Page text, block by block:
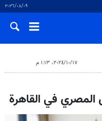
٠٩‏/٠٨‏/٢٠٢٦
١٧‏/١٠‏/٢٠٢٤، ١:١٣ م
في القاهرة